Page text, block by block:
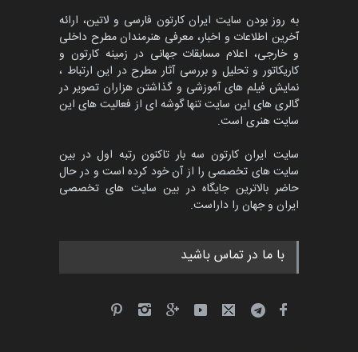
به روز بودن سایت ایران کارتون فارسی و لاتین، ارائه
آخرین اطلاعات و اخبار، معرفی هنرمندان مطرح داخلی
و خارجی، اعلام مسابقات جهانی در زمینه کارتون و
کاریکاتور و تحلیل و بررسی آثار مطرح در این ارتباط ،
نمایش فیلم های آموزشی و گذاشتن هزاران تصویر در
گالری های این سایت تنها گوشه ای از فعالیت های این
سایت هنری است.
سایت ایران کارتون سه بار تاکنون رتبه اول در بین
سایت های تخصصی را از آن خود کرده است و در حال
حاضر بالاترین جایگاه در بین سایت های تخصصی
ایران و جهان را داراست.
با ما در تماس باشید